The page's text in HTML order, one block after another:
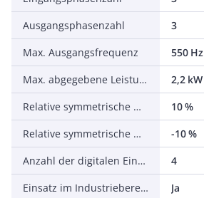
Ausgangsphasenzahl
3
Max. Ausgangsfrequenz
550 Hz
Max. abgegebene Leistung bei linearer Belastung bei Bemessungsausgangsspannung
2,2 kW
Relative symmetrische Netzfrequenztoleranz
10 %
Relative symmetrische Netzspannungstoleranz
-10 %
Anzahl der digitalen Eingänge
4
Einsatz im Industriebereich zulässig
Ja